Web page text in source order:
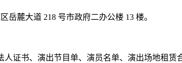
麓大道 218 号市政府二办公楼 13 楼。
证书、演出节目单、演员名单、演出场地租赁